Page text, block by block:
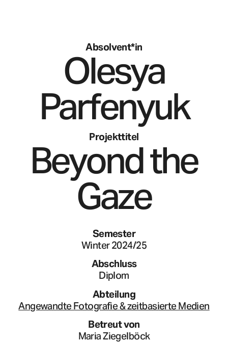
Absolvent*in
Olesya
Parfenyuk
Projekttitel
Beyond the
Gaze
Semester
Winter 2024/25
Abschluss
Diplom
Abteilung
Angewandte Fotografie & zeitbasierte Medien
Betreut von
Maria Ziegelböck